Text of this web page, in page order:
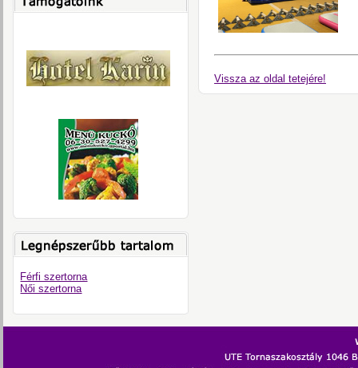
Férfi szertorna
Női szertorna
Vissza az oldal tetejére!